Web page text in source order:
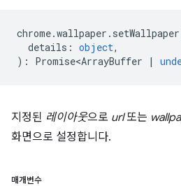
chrome.wallpaper . setWallpaper
details : object,
) : Promise<ArrayBuffer |
지정된 레이아웃으로 url또는
화면으로 설정합니다.
매개변수